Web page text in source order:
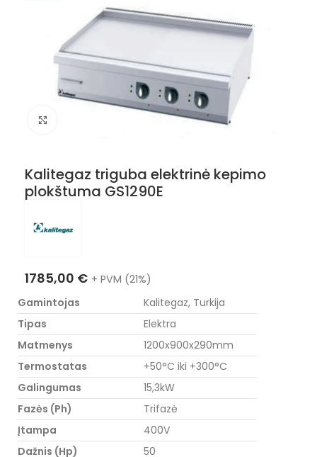
Nuotraukos padidinimas
Kalitegaz triguba elektrinė kepimo
plokštuma GS1290E
1785,00 € + PVM (21%)
Gamintojas
Kalitegaz, Turkija
Tipas
Elektra
Matmenys
1200x900x290mm
Termostatas
+50°C iki +300°C
Galingumas
15,3kW
Fazės (Ph)
Trifazė
Įtampa
400V
Dažnis (Hp)
50